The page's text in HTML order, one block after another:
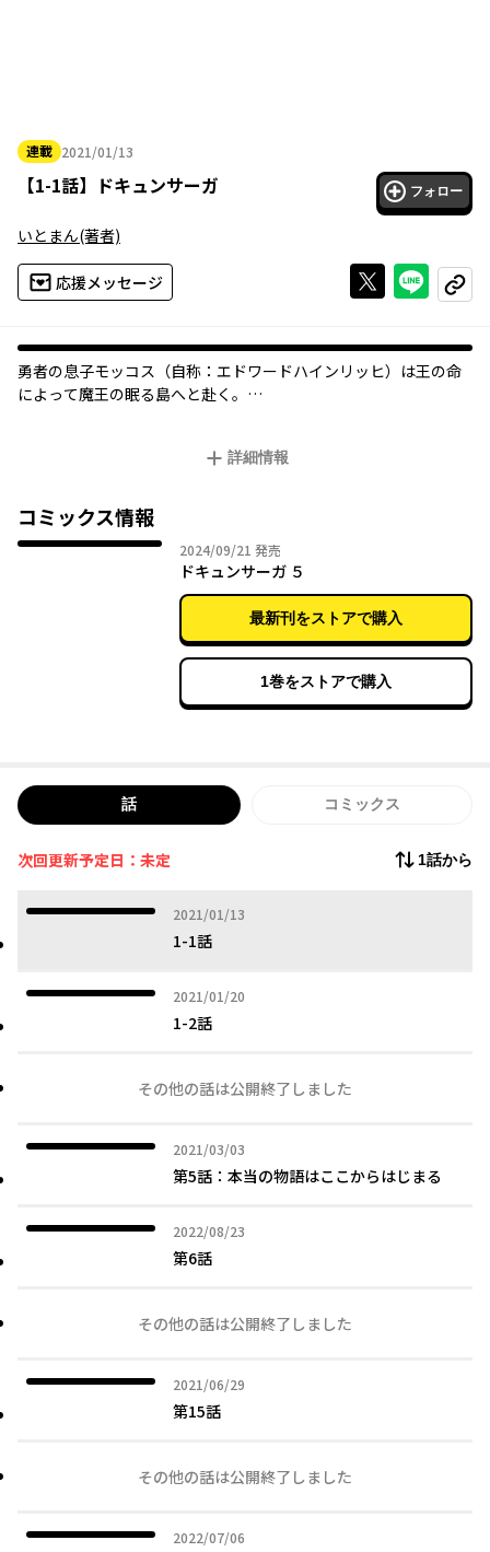
連載 2021/01/13
2021年01月13日
【1-1話】 ドキュンサーガ フォロー
いとまん(著者)
応援メッセージ Xで投稿する
ライン
コピー
勇者の息子モッコス（自称：エドワードハインリッヒ）は王の命
によって魔王の眠る島へと赴く。
詳細情報
コミックス情報
2024/09/21 2024年09月21日
発売
ドキュンサーガ ５
最新刊をストアで購入
1巻をストアで購入
話 コミックス
次回更新予定日：未定 1話から
2021/01/13
2021年01月13日
1-1話
2021/01/20
2021年01月20日
1-2話
その他の話は公開終了しました
2021/03/03
2021年03月03日
第5話：本当の物語はここからはじまる
2022/08/23
2022年08月23日
第6話
その他の話は公開終了しました
2021/06/29
2021年06月29日
第15話
その他の話は公開終了しました
2022/07/06
2022年07月06日